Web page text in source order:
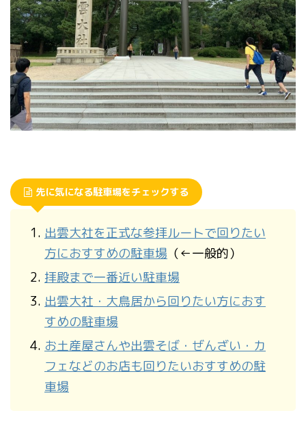
先に気になる駐車場をチェックする
出雲大社を正式な参拝ルートで回りたい
方におすすめの駐車場 （←一般的）
拝殿まで一番近い駐車場
出雲大社・大鳥居から回りたい方におす
すめの駐車場
お土産屋さんや出雲そば・ぜんざい・カ
フェなどのお店も回りたいおすすめの駐
車場